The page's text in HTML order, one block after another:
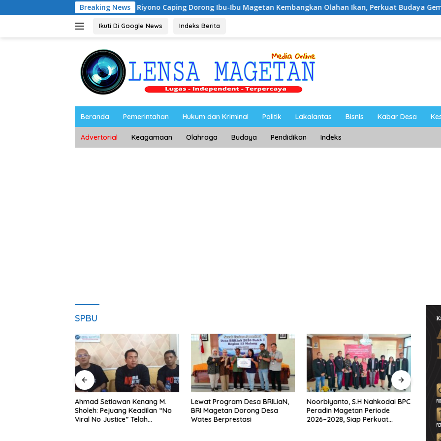
ke
Breaking News
Riyono Caping Dorong Ibu-Ibu Magetan Kembangkan Olahan Ikan, Perkuat Budaya Gemar Makan Ikan
Ikuti Di Google News Indeks Berita
Beranda Pemerintahan Hukum dan Kriminal Politik Lakalantas Bisnis Kabar Desa
Advertorial Keagamaan Olahraga Budaya Pendidikan Indeks
SPBU
Ahmad Setiawan Kenang M.
Sholeh: Pejuang Keadilan “No
Viral No Justice” Telah
Lewat Program Desa BRILiaN,
BRI Magetan Dorong Desa
Wates Berprestasi
Noorbiyanto, S.H Nahkodai BPC
Peradin Magetan Periode
2026–2028, Siap Perkuat
di